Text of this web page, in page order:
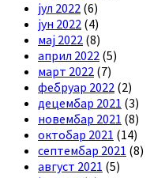
јул 2022 (6)
јун 2022 (4)
мај 2022 (8)
април 2022 (5)
март 2022 (7)
фебруар 2022 (2)
децембар 2021 (3)
новембар 2021 (8)
октобар 2021 (14)
септембар 2021 (8)
август 2021 (5)